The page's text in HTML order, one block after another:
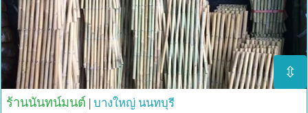
⇳
ร้านนันทน์มนต์ | บางใหญ่ นนทบุรี